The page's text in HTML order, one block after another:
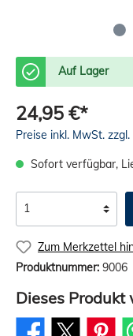
Auf Lager
24,95 €*
Preise inkl. MwSt.
Sofort verfügbar,
Zum Merkzettel
Produktnummer: 9006
Dieses